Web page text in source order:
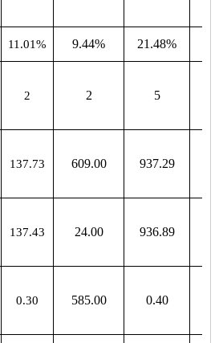
11.01% 9.44% 21.48%
2 2 5
137.73 609.00 937.29
137.43 24.00 936.89
0.30 585.00 0.40